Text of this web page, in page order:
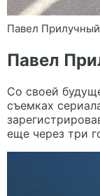
Павел
Павел
Со своей
съемках
еще через три